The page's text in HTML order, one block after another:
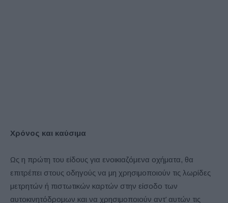
Χρόνος και καύσιμα
Ως η πρώτη του είδους για ενοικιαζόμενα οχήματα, θα
επιτρέπει στους οδηγούς να μη χρησιμοποιούν τις λωρίδες
μετρητών ή πιστωτικών καρτών στην είσοδο των
αυτοκινητόδρομων και να χρησιμοποιούν αντ’ αυτών τις